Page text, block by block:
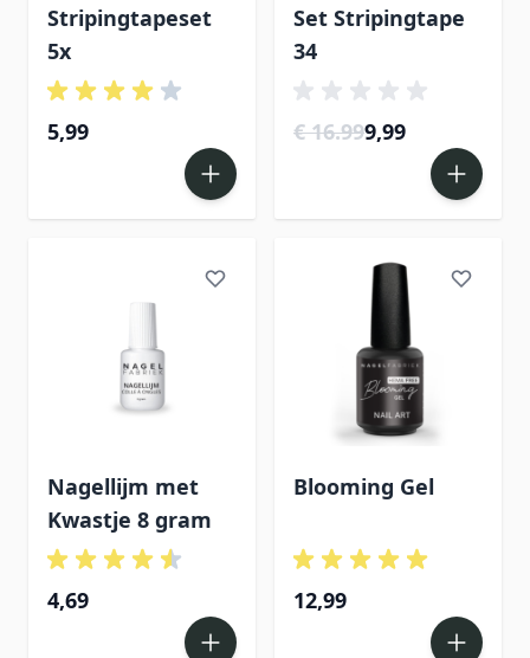
Stripingtapeset
5x
5,99
Set Stripingtape
34
€ 16.999,99
Nagellijm met
Kwastje 8 gram
4,69
Blooming Gel
12,99